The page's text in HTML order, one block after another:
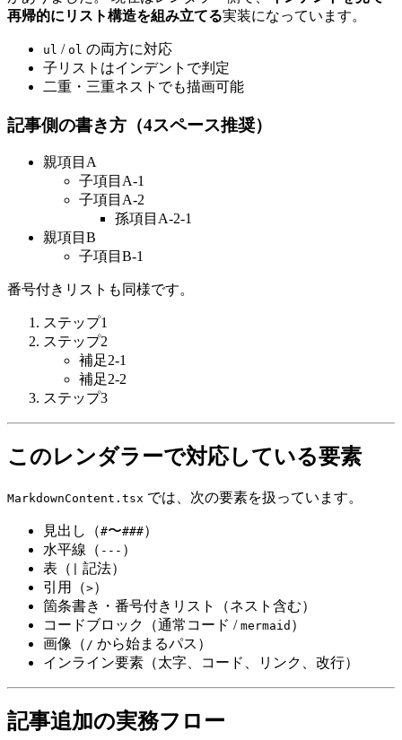
再帰的にリスト構造を組み立てる実装になっています。
ul / ol の両方に対応
子リストはインデントで判定
二重・三重ネストでも描画可能
記事側の書き方（4スペース推奨）
親項目A
子項目A-1
子項目A-2
孫項目A-2-1
親項目B
子項目B-1
番号付きリストも同様です。
ステップ1
ステップ2
補足2-1
補足2-2
ステップ3
このレンダラーで対応している要素
MarkdownContent.tsx では、次の要素を扱っています。
見出し（#〜###）
水平線（ --- ）
表（
記法）
引用（>）
箇条書き・番号付きリスト（ネスト含む）
コードブロック（通常コード / mermaid ）
画像（ / から始まるパス）
インライン要素（太字、コード、リンク、改行）
記事追加の実務フロー